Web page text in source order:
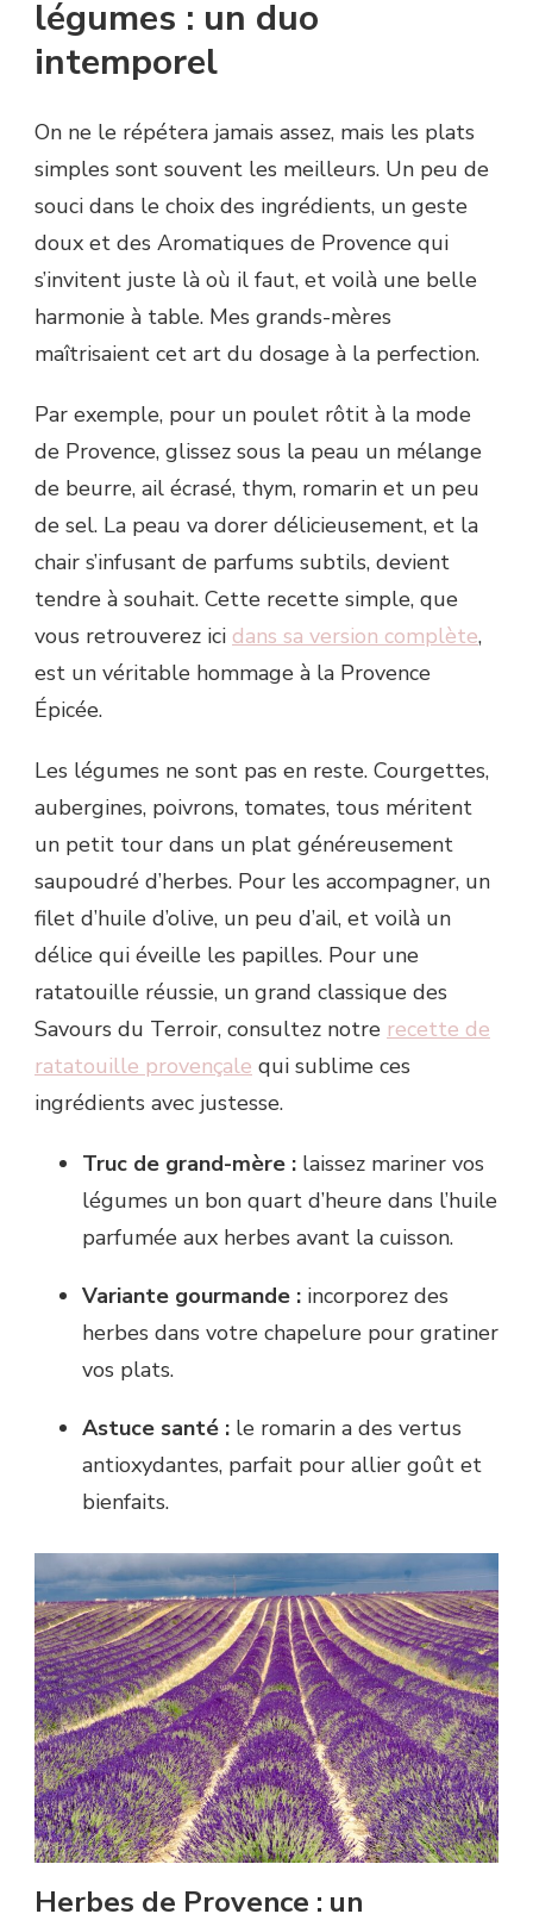
légumes : un duo
intemporel
On ne le répétera jamais assez, mais les plats
simples sont souvent les meilleurs. Un peu de
souci dans le choix des ingrédients, un geste
doux et des Aromatiques de Provence qui
s’invitent juste là où il faut, et voilà une belle
harmonie à table. Mes grands-mères
maîtrisaient cet art du dosage à la perfection.
Par exemple, pour un poulet rôtit à la mode
de Provence, glissez sous la peau un mélange
de beurre, ail écrasé, thym, romarin et un peu
de sel. La peau va dorer délicieusement, et la
chair s’infusant de parfums subtils, devient
tendre à souhait. Cette recette simple, que
vous retrouverez ici dans sa version complète,
est un véritable hommage à la Provence
Épicée.
Les légumes ne sont pas en reste. Courgettes,
aubergines, poivrons, tomates, tous méritent
un petit tour dans un plat généreusement
saupoudré d’herbes. Pour les accompagner, un
filet d’huile d’olive, un peu d’ail, et voilà un
délice qui éveille les papilles. Pour une
ratatouille réussie, un grand classique des
Savours du Terroir, consultez notre recette de
ratatouille provençale qui sublime ces
ingrédients avec justesse.
Truc de grand-mère : laissez mariner vos
légumes un bon quart d’heure dans l’huile
parfumée aux herbes avant la cuisson.
Variante gourmande : incorporez des
herbes dans votre chapelure pour gratiner
vos plats.
Astuce santé : le romarin a des vertus
antioxydantes, parfait pour allier goût et
bienfaits.
Herbes de Provence : un